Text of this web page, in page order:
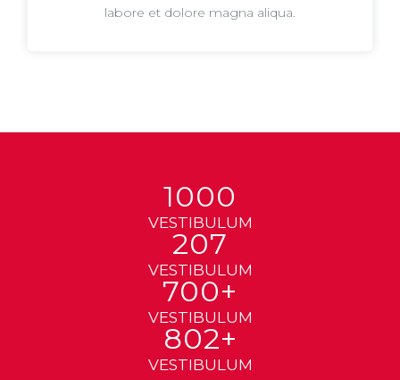
labore et dolore magna aliqua.
1000
VESTIBULUM
207
VESTIBULUM
700+
VESTIBULUM
802+
VESTIBULUM